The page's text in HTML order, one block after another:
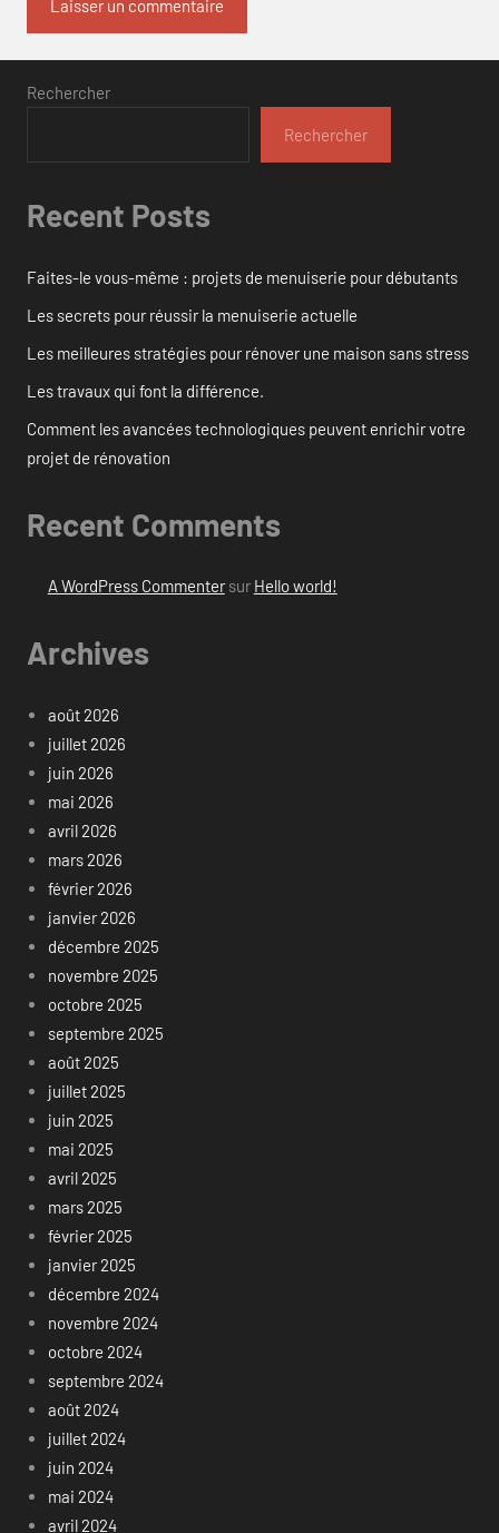
Rechercher
Rechercher
Recent Posts
Faites-le vous-même : projets de menuiserie pour débutants
Les secrets pour réussir la menuiserie actuelle
Les meilleures stratégies pour rénover une maison sans stress
Les travaux qui font la différence.
Comment les avancées technologiques peuvent enrichir votre
projet de rénovation
Recent Comments
A WordPress Commentersur Hello world!
Archives
août 2026
juillet 2026
juin 2026
mai 2026
avril 2026
mars 2026
février 2026
janvier 2026
décembre 2025
novembre 2025
octobre 2025
septembre 2025
août 2025
juillet 2025
juin 2025
mai 2025
avril 2025
mars 2025
février 2025
janvier 2025
décembre 2024
novembre 2024
octobre 2024
septembre 2024
août 2024
juillet 2024
juin 2024
mai 2024
avril 2024